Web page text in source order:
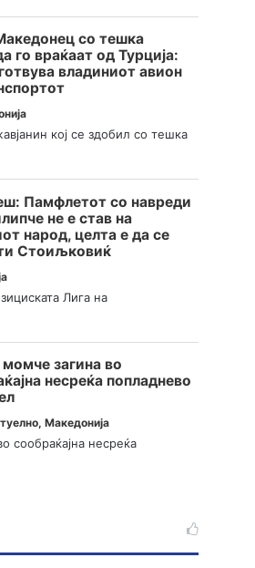
со тешка
го враќаат од Турција:
владиниот авион
кој се здобил со тешка
Памфлетот со навреди
не е став на
народ, целта е да се
Стоиљковиќ
Лига на
загина во
несреќа попладнево
,Македонија
сообраќајна несреќа